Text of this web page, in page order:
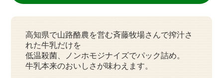
高知県で山路酪農を営む斉藤牧場さんで搾汁さ
れた牛乳だけを
低温殺菌、ノンホモジナイズでパック詰め。
牛乳本来のおいしさが味わえます。